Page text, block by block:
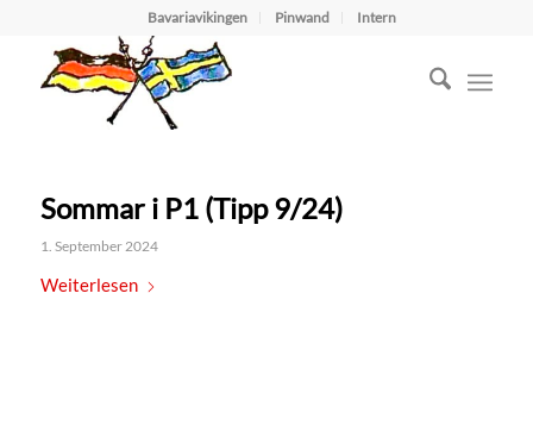
Bavariavikingen Pinwand Intern
Sommar i P1 (Tipp 9/24)
1. September 2024
Weiterlesen